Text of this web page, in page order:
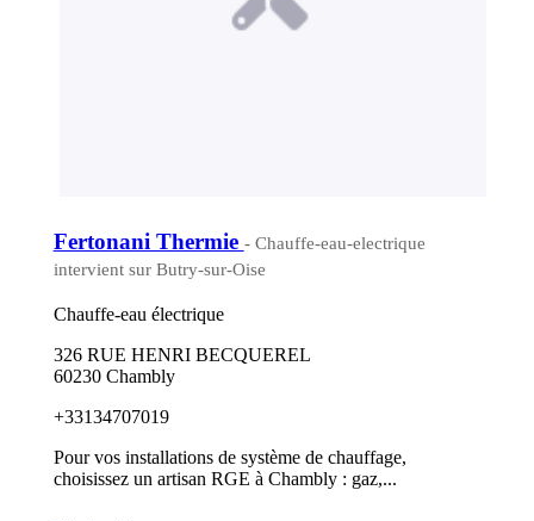
Fertonani Thermie - Chauffe-eau-electrique
intervient sur Butry-sur-Oise
Chauffe-eau électrique
326 RUE HENRI BECQUEREL
60230 Chambly
+33134707019
Pour vos installations de système de chauffage,
choisissez un artisan RGE à Chambly : gaz,...